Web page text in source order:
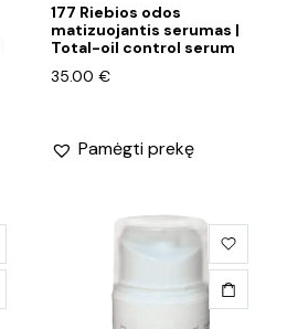
177 Riebios odos
matizuojantis serumas |
Total-oil control serum
35.00 €
Pamėgti prekę
This
product
has
multiple